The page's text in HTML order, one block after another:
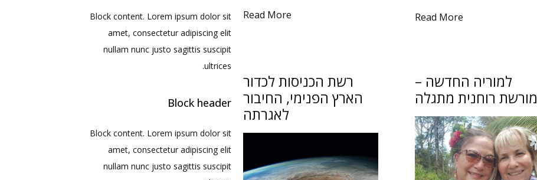
Read More
Read More
למוריה החדשה –
מורשת רוחנית מתגלה
רשת הכניסות לכדור
הארץ הפנימי, החיבור
לאגרתה
Block content. Lorem ipsum dolor sit
amet, consectetur adipiscing elit
nullam nunc justo sagittis suscipit
ultrices.
Block header
Block content. Lorem ipsum dolor sit
amet, consectetur adipiscing elit
nullam nunc justo sagittis suscipit